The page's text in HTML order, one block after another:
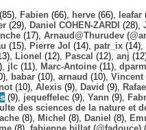
(85), Fabien (66), herve (66), leafar
(29), Daniel COHEN-ZARDI (28),
(17), Arnaud@Thurudev
(15), Pierre Jol (14), patr_ix (14),
Lionel (12), Pascal (12), anj
jlc (11), Marc-Antoine (11),
babar (10), arnaud (10), Vincent
(10), Alexis (9), David (9), Rafael
(9), jequeffelec (9), Yann (9),
des sciences de la nature et
(8), Michel (8), Daniel (8),